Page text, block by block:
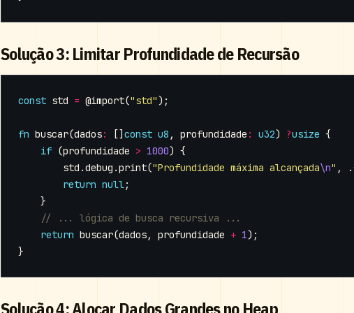
Solução 3: Limitar Profundidade de Recursão
const std = @import("std" );
fn buscar(dados: [] const u8 , profundidade : u32) ?usize {
if (profundidade > 1000) {
std .debug .print("Profundidade máxima alcançada\n" ,
return null;
}
return buscar(dados, profundidade + 1);
}